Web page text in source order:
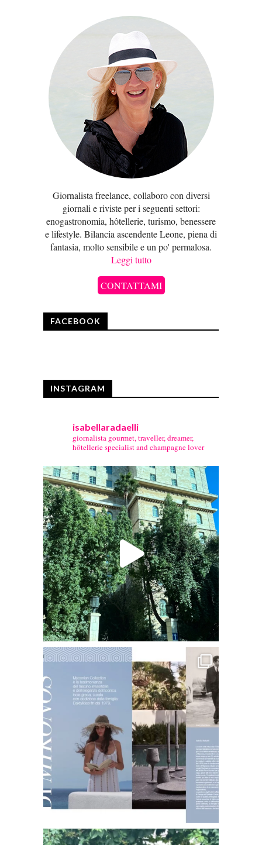
Giornalista freelance, collaboro con diversi
giornali e riviste per i seguenti settori:
enogastronomia, hôtellerie, turismo, benessere
e lifestyle. Bilancia ascendente Leone, piena di
fantasia, molto sensibile e un po' permalosa.
Leggi tutto
CONTATTAMI
FACEBOOK
INSTAGRAM
isabellaradaelli
giornalista gourmet, traveller, dreamer,
hôtellerie specialist and champagne lover